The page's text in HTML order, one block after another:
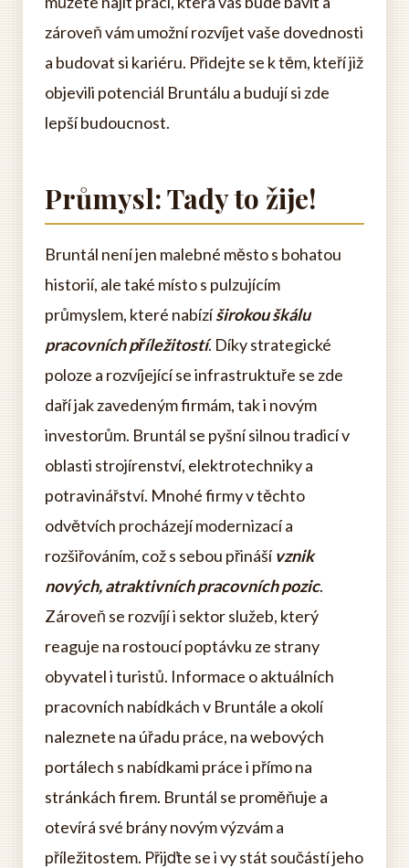
zároveň vám umožní rozvíjet vaše dovednosti
a budovat si kariéru. Přidejte se k těm, kteří již
objevili potenciál Bruntálu a budují si zde
lepší budoucnost.
Průmysl: Tady to žije!
Bruntál není jen malebné město s bohatou
historií, ale také místo s pulzujícím
průmyslem, které nabízíširokou škálu
pracovních příležitostí. Díky strategické
poloze a rozvíjející se infrastruktuře se zde
daří jak zavedeným firmám, tak i novým
investorům. Bruntál se pyšní silnou tradicí v
oblasti strojírenství, elektrotechniky a
potravinářství. Mnohé firmy v těchto
odvětvích procházejí modernizací a
rozšiřováním, což s sebou přinášívznik
nových, atraktivních pracovních pozic.
Zároveň se rozvíjí i sektor služeb, který
reaguje na rostoucí poptávku ze strany
obyvatel i turistů. Informace o aktuálních
pracovních nabídkách v Bruntále a okolí
naleznete na úřadu práce, na webových
portálech s nabídkami práce i přímo na
stránkách firem. Bruntál se proměňuje a
otevírá své brány novým výzvám a
příležitostem. Přijďte se i vy stát součástí jeho